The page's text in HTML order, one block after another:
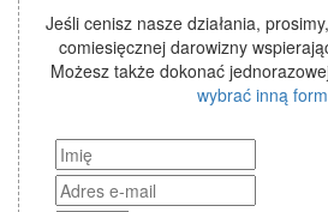
Jeśli cenisz nasze działania,
comiesięcznej darowizny
Możesz także dokonać
wybrać inną